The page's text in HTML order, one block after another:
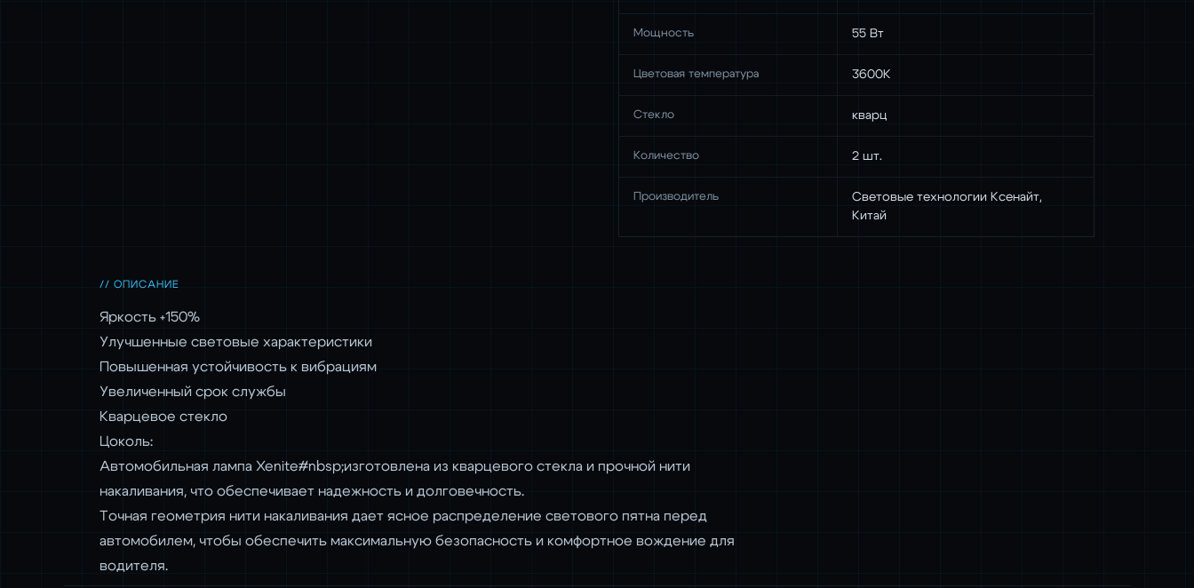
Мощность 55 Вт
Цветовая температура 3600К
Стекло кварц
Количество 2 шт.
Производитель
Световые технологии Ксенайт,
Китай
// ОПИСАНИЕ
Яркость +150%
Улучшенные световые характеристики
Повышенная устойчивость к вибрациям
Увеличенный срок службы
Кварцевое стекло
Цоколь:
Автомобильная лампа Xenite#nbsp;изготовлена из кварцевого стекла и прочной нити
накаливания, что обеспечивает надежность и долговечность.
Точная геометрия нити накаливания дает ясное распределение светового пятна перед
автомобилем, чтобы обеспечить максимальную безопасность и комфортное вождение для
водителя.